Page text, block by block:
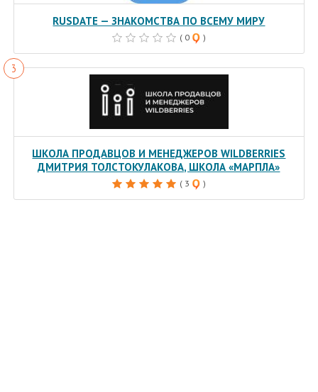
RUSDATE — ЗНАКОМСТВА ПО ВСЕМУ МИРУ
( 0 )
ШКОЛА ПРОДАВЦОВ И МЕНЕДЖЕРОВ WILDBERRIES
ДМИТРИЯ ТОЛСТОКУЛАКОВА, ШКОЛА «МАРПЛА»
( 3 )